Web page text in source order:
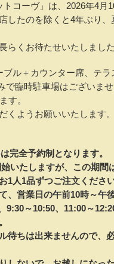
コーヴ」は、2026年4月
したのを除くと4年ぶり
らくお待たせいたしました
ル＋カウンター席、テ
で臨時駐車場はございま
す。
くようお願いいたします
完全予約制となります。
いたしますが、この期間
1人1品ずつご注文くださ
、営業日の午前10時～午
9:30～10:50、11:00～
待ちは出来ませんので、